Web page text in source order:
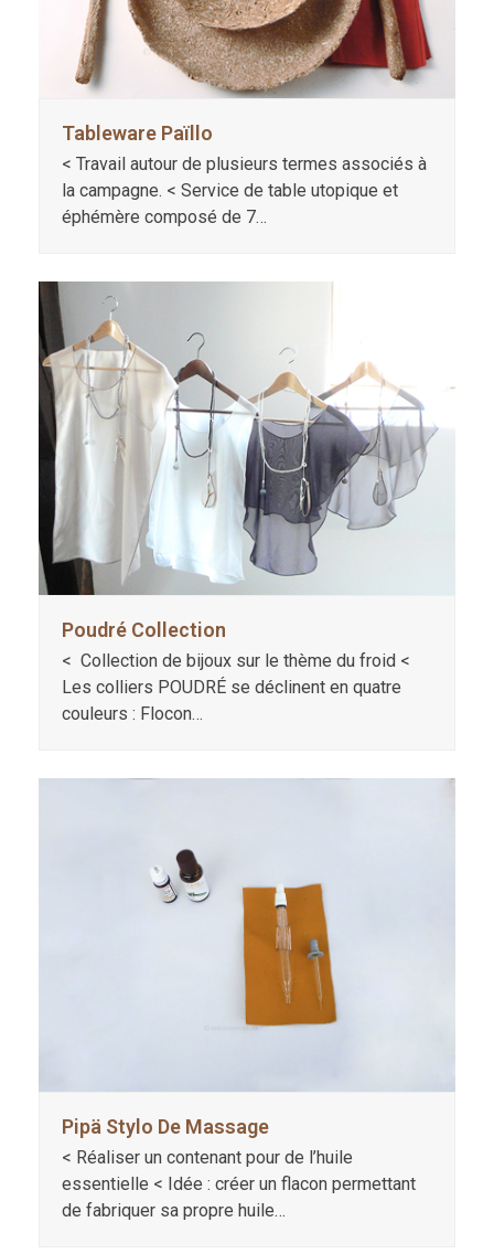
Tableware Païllo
< Travail autour de plusieurs termes associés à
la campagne. < Service de table utopique et
éphémère composé de 7…
Poudré Collection
< Collection de bijoux sur le thème du froid <
Les colliers POUDRÉ se déclinent en quatre
couleurs : Flocon…
Pipä Stylo De Massage
< Réaliser un contenant pour de l’huile
essentielle < Idée : créer un flacon permettant
de fabriquer sa propre huile…